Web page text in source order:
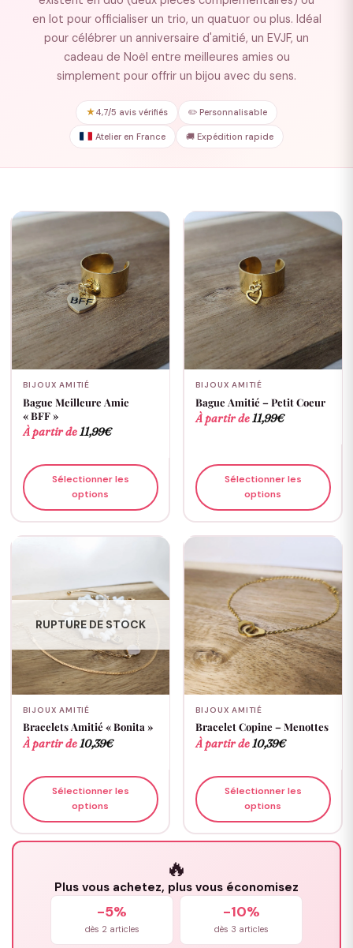
en lot pour officialiser un trio, un quatuor ou plus. Idéal
pour célébrer un anniversaire d'amitié, un EVJF, un
cadeau de Noël entre meilleures amies ou
simplement pour offrir un bijou avec du sens.
★4,7/5 avis vérifiés ✏️ Personnalisable
Atelier en France 🚚 Expédition rapide
BIJOUX AMITIÉ
Bague Meilleure Amie
« BFF »
À partir de11,99€
Sélectionner les
options
BIJOUX AMITIÉ
Bague Amitié – Petit Coeur
À partir de11,99€
Sélectionner les
options
RUPTURE DE STOCK
BIJOUX AMITIÉ
Bracelets Amitié « Bonita »
À partir de 10,39€
Sélectionner les
options
BIJOUX AMITIÉ
Bracelet Copine – Menottes
À partir de 10,39€
Sélectionner les
options
🔥
Plus vous achetez, plus vous économisez
-5%
dès 2 articles
-10%
dès 3 articles